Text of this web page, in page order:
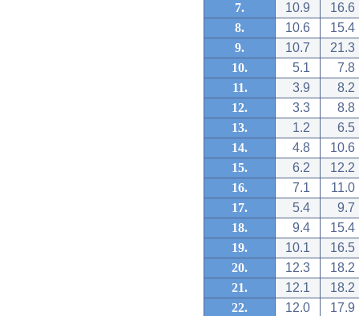
7.
10.9
16.6
8.
10.6
15.4
9.
10.7
21.3
10.
5.1
7.8
11.
3.9
8.2
12.
3.3
8.8
13.
1.2
6.5
14.
4.8
10.6
15.
6.2
12.2
16.
7.1
11.0
17.
5.4
9.7
18.
9.4
15.4
19.
10.1
16.5
20.
12.3
18.2
21.
12.1
18.2
22.
12.0
17.9